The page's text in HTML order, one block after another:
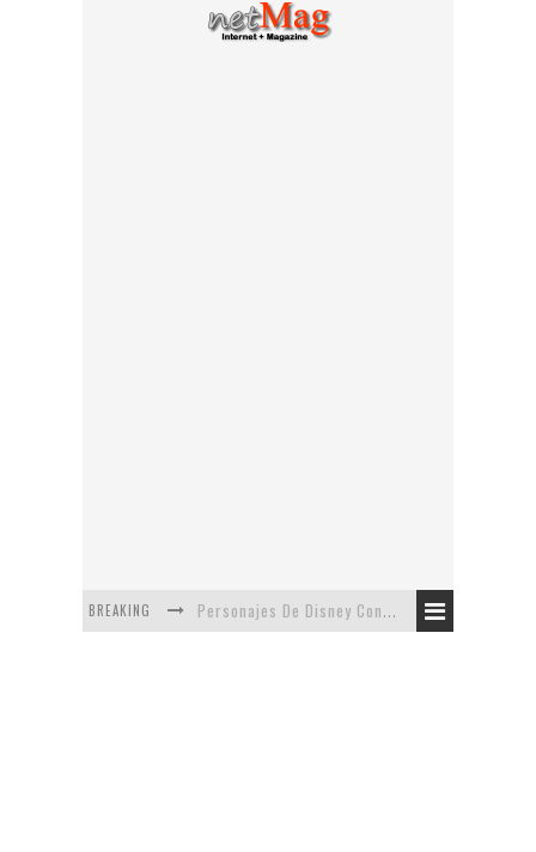
BREAKING Personajes De Disney Con Vestuarios Contemporáneos